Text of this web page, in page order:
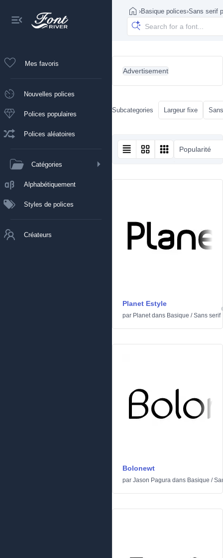
Mes favoris
Nouvelles polices
Polices populaires
Polices aléatoires
Catégories
Alphabétiquement
Styles de polices
Créateurs
›Basique polices›Sans serif
Advertisement
Subcategories Largeur fixe
Popularité
Planet Estyle
par Planetdans Basique /Sans serif
Bolonewt
par Jason Pagura dans Basique /